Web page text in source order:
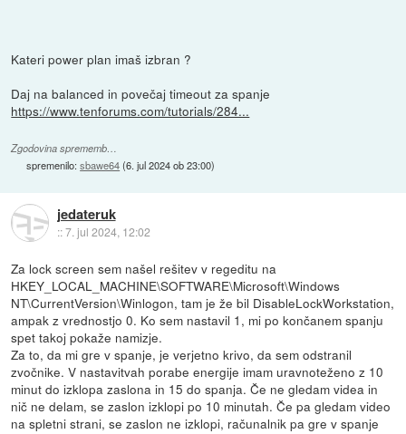
Kateri power plan imaš izbran ?
Daj na balanced in povečaj timeout za spanje
https://www.tenforums.com/tutorials/284...
Zgodovina sprememb…
spremenilo:sbawe64(6. jul 2024 ob 23:00)
jedateruk
::7. jul 2024, 12:02
Za lock screen sem našel rešitev v regeditu na
HKEY_LOCAL_MACHINE\SOFTWARE\Microsoft\Windows
NT\CurrentVersion\Winlogon, tam je že bil DisableLockWorkstation,
ampak z vrednostjo 0. Ko sem nastavil 1, mi po končanem spanju
spet takoj pokaže namizje.
Za to, da mi gre v spanje, je verjetno krivo, da sem odstranil
zvočnike. V nastavitvah porabe energije imam uravnoteženo z 10
minut do izklopa zaslona in 15 do spanja. Če ne gledam videa in
nič ne delam, se zaslon izklopi po 10 minutah. Če pa gledam video
na spletni strani, se zaslon ne izklopi, računalnik pa gre v spanje